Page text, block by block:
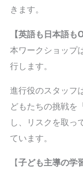
きます。
【英語も日本語も
本ワークショップ
行します。
進行役のスタッフ
どもたちの挑戦を
し、リスクを取っ
ています。
【子ども主導の学